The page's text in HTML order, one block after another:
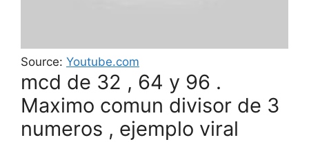
Source: Youtube.com
mcd de 32 , 64 y 96 .
Maximo comun divisor de 3
numeros , ejemplo viral